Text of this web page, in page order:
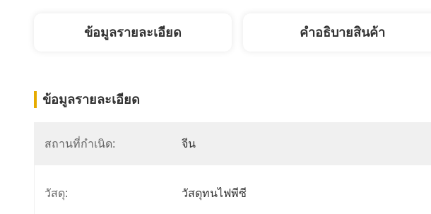
ข้อมูลรายละเอียด คําอธิบายสินค้า
ข้อมูลรายละเอียด
สถานที่กำเนิด: จีน
วัสดุ: วัสดุทนไฟพีซี